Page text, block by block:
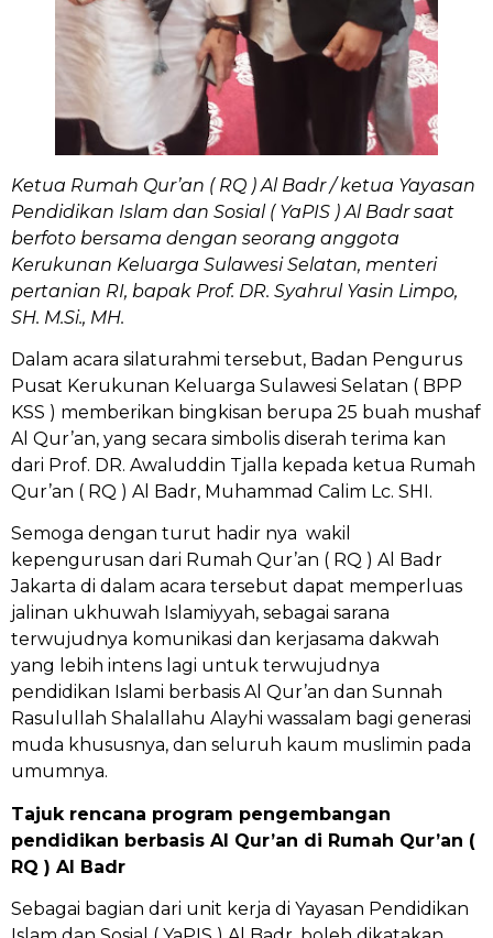
Ketua Rumah Qur’an ( RQ ) Al Badr / ketua Yayasan
Pendidikan Islam dan Sosial ( YaPIS ) Al Badr saat
berfoto bersama dengan seorang anggota
Kerukunan Keluarga Sulawesi Selatan, menteri
pertanian RI, bapak Prof. DR. Syahrul Yasin Limpo,
SH. M.Si., MH.
Dalam acara silaturahmi tersebut, Badan Pengurus
Pusat Kerukunan Keluarga Sulawesi Selatan ( BPP
KSS ) memberikan bingkisan berupa 25 buah mushaf
Al Qur’an, yang secara simbolis diserah terima kan
dari Prof. DR. Awaluddin Tjalla kepada ketua Rumah
Qur’an ( RQ ) Al Badr, Muhammad Calim Lc. SHI.
Semoga dengan turut hadir nya wakil
kepengurusan dari Rumah Qur’an ( RQ ) Al Badr
Jakarta di dalam acara tersebut dapat memperluas
jalinan ukhuwah Islamiyyah, sebagai sarana
terwujudnya komunikasi dan kerjasama dakwah
yang lebih intens lagi untuk terwujudnya
pendidikan Islami berbasis Al Qur’an dan Sunnah
Rasulullah Shalallahu Alayhi wassalam bagi generasi
muda khususnya, dan seluruh kaum muslimin pada
umumnya.
Tajuk rencana program pengembangan
pendidikan berbasis Al Qur’an di Rumah Qur’an (
RQ ) Al Badr
Sebagai bagian dari unit kerja di Yayasan Pendidikan